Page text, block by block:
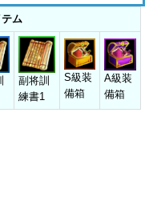
ム
副将訓
練書1
S級装
備箱
A級装
備箱